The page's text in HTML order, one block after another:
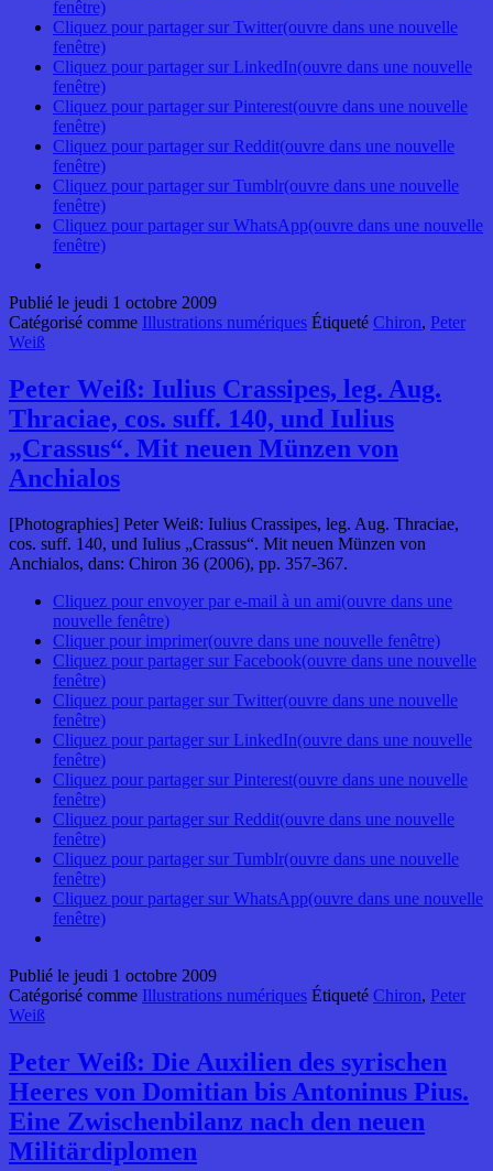
fenêtre)
Cliquez pour partager sur Twitter(ouvre dans une nouvelle
fenêtre)
Cliquez pour partager sur LinkedIn(ouvre dans une nouvelle
fenêtre)
Cliquez pour partager sur Pinterest(ouvre dans une nouvelle
fenêtre)
Cliquez pour partager sur Reddit(ouvre dans une nouvelle
fenêtre)
Cliquez pour partager sur Tumblr(ouvre dans une nouvelle
fenêtre)
Cliquez pour partager sur WhatsApp(ouvre dans une nouvelle
fenêtre)
Publié le jeudi 1 octobre 2009
Catégorisé comme Illustrations numériques Étiqueté Chiron, Peter
Weiß
Peter Weiß: Iulius Crassipes, leg. Aug.
Thraciae, cos. suff. 140, und Iulius
„Crassus“. Mit neuen Münzen von
Anchialos
[Photographies] Peter Weiß: Iulius Crassipes, leg. Aug. Thraciae,
cos. suff. 140, und Iulius „Crassus“. Mit neuen Münzen von
Anchialos, dans: Chiron 36 (2006), pp. 357-367.
Cliquez pour envoyer par e-mail à un ami(ouvre dans une
nouvelle fenêtre)
Cliquer pour imprimer(ouvre dans une nouvelle fenêtre)
Cliquez pour partager sur Facebook(ouvre dans une nouvelle
fenêtre)
Cliquez pour partager sur Twitter(ouvre dans une nouvelle
fenêtre)
Cliquez pour partager sur LinkedIn(ouvre dans une nouvelle
fenêtre)
Cliquez pour partager sur Pinterest(ouvre dans une nouvelle
fenêtre)
Cliquez pour partager sur Reddit(ouvre dans une nouvelle
fenêtre)
Cliquez pour partager sur Tumblr(ouvre dans une nouvelle
fenêtre)
Cliquez pour partager sur WhatsApp(ouvre dans une nouvelle
fenêtre)
Publié le jeudi 1 octobre 2009
Catégorisé comme Illustrations numériques Étiqueté Chiron, Peter
Weiß
Peter Weiß: Die Auxilien des syrischen
Heeres von Domitian bis Antoninus Pius.
Eine Zwischenbilanz nach den neuen
Militärdiplomen